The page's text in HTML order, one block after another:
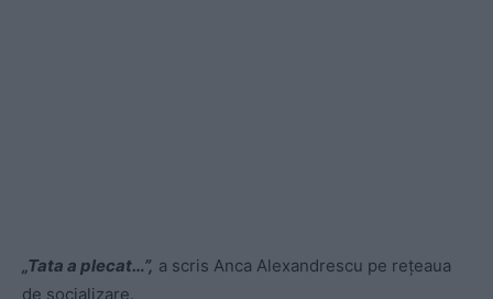
„Tata a plecat…”, a scris Anca Alexandrescu pe rețeaua
de socializare.